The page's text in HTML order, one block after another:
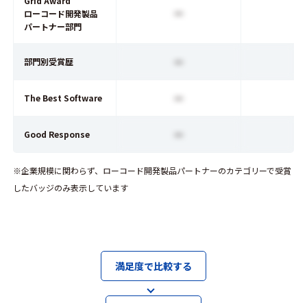
ローコード開発製品
パートナー部門
ー
部門別受賞歴 ー
The Best Software ー
Good Response ー
※企業規模に関わらず、ローコード開発製品パートナーのカテゴリーで受賞
したバッジのみ表示しています
満足度で比較する